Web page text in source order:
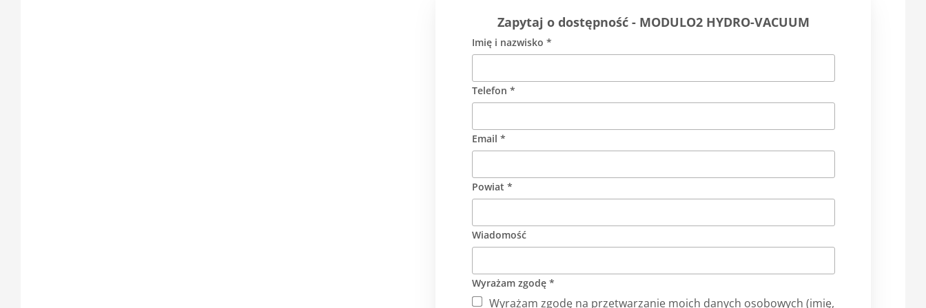
Zapytaj o dostępność - MODULO2 HYDRO-VACUUM
Imię i nazwisko *
Telefon *
Email *
Powiat *
Wiadomość
Wyrażam zgodę *
Wyrażam zgodę na przetwarzanie moich danych osobowych (imię,